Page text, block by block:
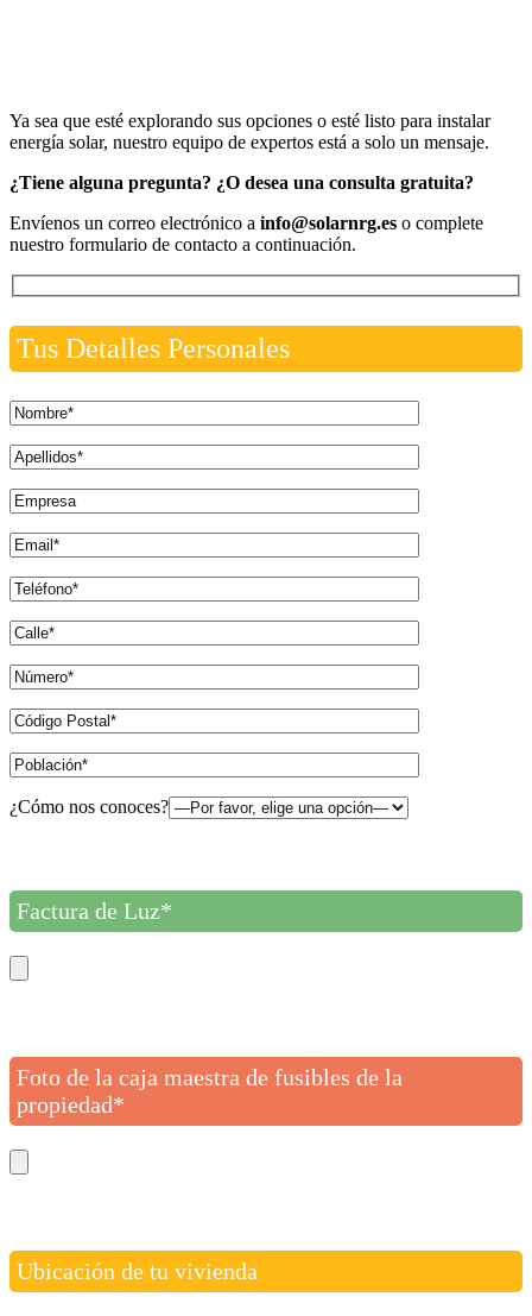
Ya sea que esté explorando sus opciones o esté listo para instalar
energía solar, nuestro equipo de expertos está a solo un mensaje.
¿Tiene alguna pregunta? ¿O desea una consulta gratuita?
Envíenos un correo electrónico a info@solarnrg.es o complete
nuestro formulario de contacto a continuación.
Tus Detalles Personales
¿Cómo nos conoces?
Factura de Luz*
Foto de la caja maestra de fusibles de la
propiedad*
Ubicación de tu vivienda